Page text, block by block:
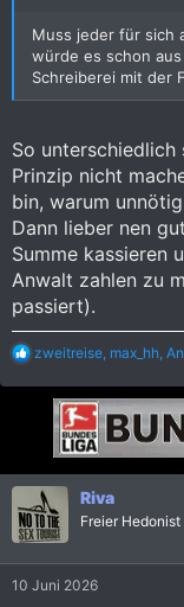
Muss jeder für sich
würde es schon
Schreiberei mit der
So unterschiedlich
Prinzip nicht
bin, warum
Dann lieber nen
Summe kassieren
Anwalt zahlen zu
passiert).
R
a
n
e
n
:
zweitreise, max_hh,
Riva
Freier Hedonist
10 Juni 2026